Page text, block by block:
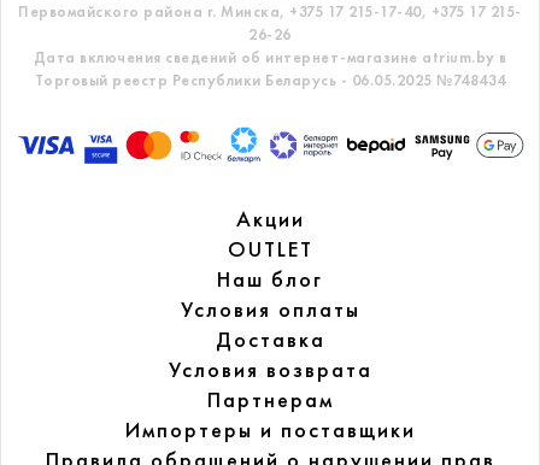
Первомайского района г. Минска, +375 17 215-17-40, +375 17 215-
26-26
Дата включения сведений об интернет-магазине atrium.by в
Торговый реестр Республики Беларусь - 06.05.2025 №748434
Акции
OUTLET
Наш блог
Условия оплаты
Доставка
Условия возврата
Партнерам
Импортеры и поставщики